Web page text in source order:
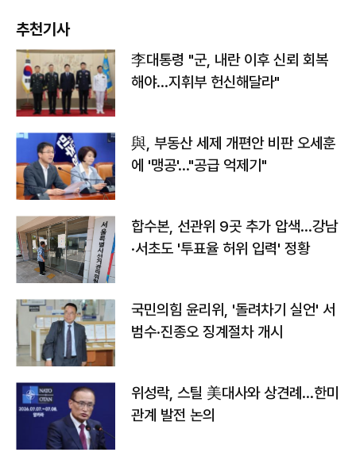
추천기사
李대통령 "군, 내란 이후 신뢰 회복
해야…지휘부 헌신해달라"
與, 부동산 세제 개편안 비판 오세훈
에 '맹공'…"공급 억제기"
합수본, 선관위 9곳 추가 압색…강남
·서초도 '투표율 허위 입력' 정황
국민의힘 윤리위, '돌려차기 실언' 서
범수·진종오 징계절차 개시
위성락, 스틸 美대사와 상견례…한미
관계 발전 논의